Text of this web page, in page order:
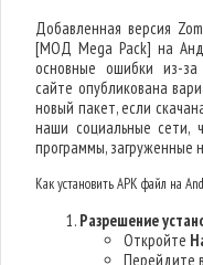
Добавленная версия
[МОД Mega Pack] на
основные ошибки из-
сайте опубликована
новый пакет, если
наши социальные сети,
программы, загруженные
Как установить APK файл на
Разрешение
Откройте
Перейдите